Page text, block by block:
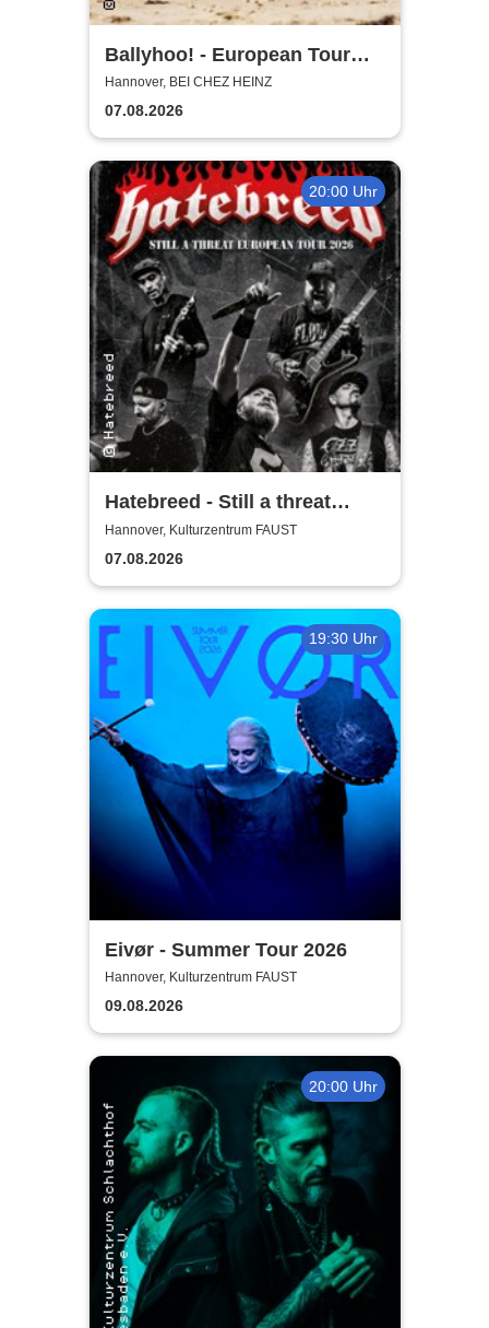
Ballyhoo! - European Tour
2026
Hannover, BEI CHEZ HEINZ
07.08.2026
20:00 Uhr
Hatebreed - Still a threat
European Tour 2026
Hannover, Kulturzentrum FAUST
07.08.2026
19:30 Uhr
Eivør - Summer Tour 2026
Hannover, Kulturzentrum FAUST
09.08.2026
20:00 Uhr